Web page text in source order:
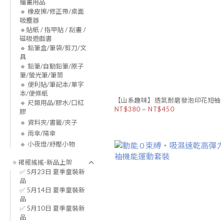
繪畫用品
🔹 橡皮擦/修正帶/桌面
吸塵器
🔹貼紙 / 指甲貼 / 刮畫 /
磁吸遊戲書
🔹 鉛筆盒/筆袋/剪刀/文
具
🔹 鉛筆/自動鉛筆/原子
筆/螢光筆/筆筒
🔹 便利貼/筆記本/單字
本/便條紙
🔹 尺類用品/膠水/口紅
膠
🔹 資料夾/書籤/夾子
🔹 雨傘/陽傘
🔹 小夜燈/紓壓小物
⭐ 裙襬搖搖-新品上架
✅ 5月23日 夏季童裝新
品
✅ 5月14日 夏季童裝新
品
✅ 5月10日 夏季童裝新
品
【山系趣味】透氣耐磨發泡印花短
NT$380 ~ NT$450